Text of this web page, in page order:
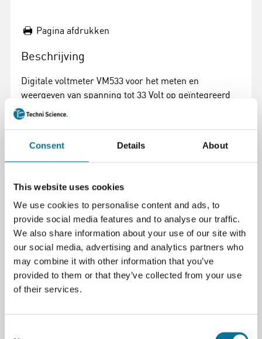
Consent Details About
This website uses cookies
We use cookies to personalise content and ads, to
provide social media features and to analyse our traffic.
We also share information about your use of our site with
our social media, advertising and analytics partners who
may combine it with other information that you’ve
provided to them or that they’ve collected from your use
of their services.
Pagina afdrukken
Beschrijving
Digitale voltmeter VM533 voor het meten en
weergeven van spanning tot 33 Volt op geïntegreerd
0,36 “ 5-digit display. Werkt op de meetspanning.
Specificaties:
• Meetbereik: 0 – 33 V DC
• Meetnauwkeurigheid: ± 0,3 %
• Bedrijfstemperatuur: -10 + 65 ° C
• Stroomverbruik: ca. 4,4 mA
• Refresh rate: 200 ms
• Display: 5 digits segment display
• Afmeting display: 0,36 “
• Kleur: rood
zwart: aarde (-); geel: meetspanning